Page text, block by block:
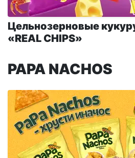
Цельнозерновые
«REAL CHIPS»
PAPA NACHOS